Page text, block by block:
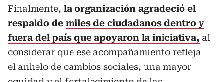
Finalmente, la organización agradeció el
respaldo de miles de ciudadanos dentro y
fuera del país que apoyaron la iniciativa, al
considerar que ese acompañamiento refleja
el anhelo de cambios sociales, una mayor